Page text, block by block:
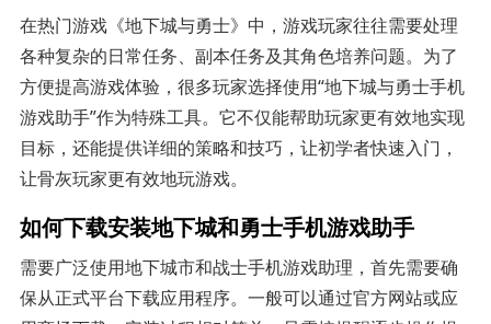
在热门游戏《地下城与勇士》中，游戏玩家往往需要处理
各种复杂的日常任务、副本任务及其角色培养问题。为了
方便提高游戏体验，很多玩家选择使用“地下城与勇士手机
游戏助手”作为特殊工具。它不仅能帮助玩家更有效地实现
目标，还能提供详细的策略和技巧，让初学者快速入门，
让骨灰玩家更有效地玩游戏。
如何下载安装地下城和勇士手机游戏助手
需要广泛使用地下城市和战士手机游戏助理，首先需要确
保从正式平台下载应用程序。一般可以通过官方网站或应